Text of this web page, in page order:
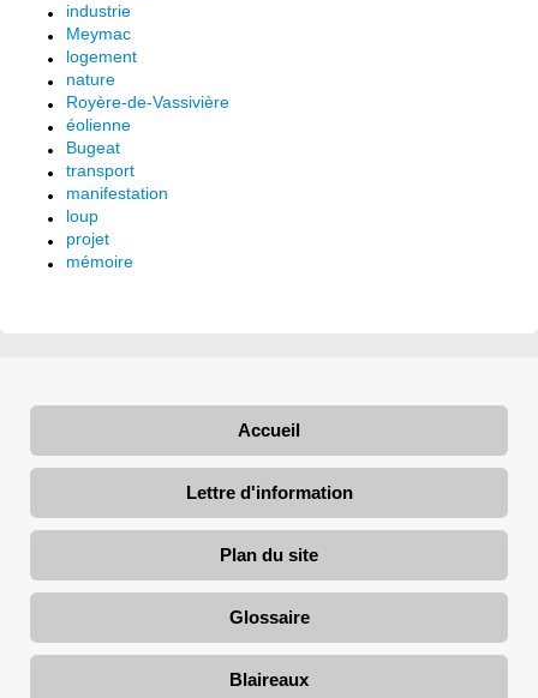
industrie
Meymac
logement
nature
Royère-de-Vassivière
éolienne
Bugeat
transport
manifestation
loup
projet
mémoire
Accueil
Lettre d'information
Plan du site
Glossaire
Blaireaux